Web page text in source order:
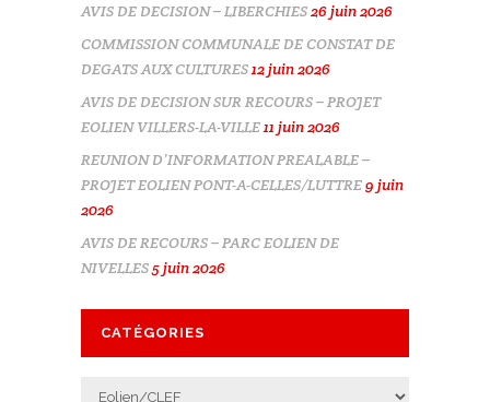
AVIS DE DECISION – LIBERCHIES26 juin 2026
COMMISSION COMMUNALE DE CONSTAT DE
DEGATS AUX CULTURES12 juin 2026
AVIS DE DECISION SUR RECOURS – PROJET
EOLIEN VILLERS-LA-VILLE11 juin 2026
REUNION D’INFORMATION PREALABLE –
PROJET EOLIEN PONT-A-CELLES/LUTTRE9 juin
2026
AVIS DE RECOURS – PARC EOLIEN DE
NIVELLES5 juin 2026
CATÉGORIES
Catégories